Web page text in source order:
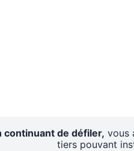
continuant de défiler, vous
tiers pouvant